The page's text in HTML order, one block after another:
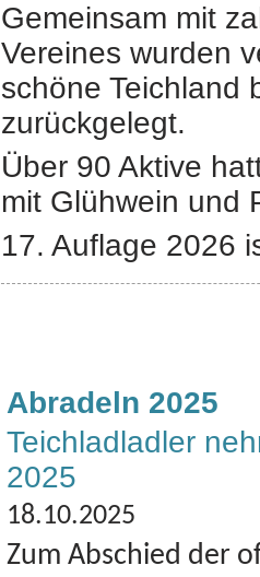
Gemeinsam mit
Vereines wurden
schöne Teichland
zurückgelegt.
Über 90 Aktive
mit Glühwein und
17. Auflage 2026
Abradeln 2025
Teichladladler
2025
18.10.2025
Zum Abschied der